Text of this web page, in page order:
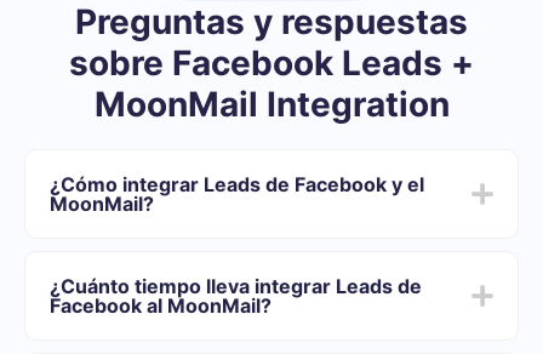
Preguntas y respuestas
sobre Facebook Leads +
MoonMail Integration
¿Cómo integrar Leads de Facebook y el
MoonMail?
Active la actualización automática
Ahora los datos se transferirán automáticamente
¿Cuánto tiempo lleva integrar Leads de
Facebook al MoonMail?